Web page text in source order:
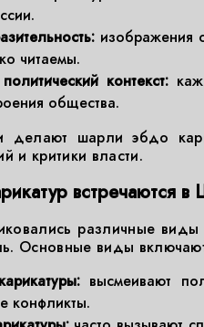
изображения
читаемы.
контекст:
общества.
делают шарли эбдо
и критики власти.
встречаются
различные
Основные виды
высмеивают
конфликты.